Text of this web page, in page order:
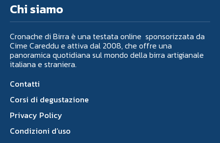
Chi siamo
Cronache di Birra è una testata online sponsorizzata da
Cime Careddu e attiva dal 2008, che offre una
panoramica quotidiana sul mondo della birra artigianale
italiana e straniera.
Contatti
Corsi di degustazione
Privacy Policy
Condizioni d’uso